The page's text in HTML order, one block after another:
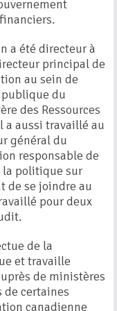
a été directeur à
principal de
au sein de
publique du
des Ressources
a aussi travaillé au
général du
responsable de
politique sur
de se joindre au
pour deux
de la
et travaille
de ministères
de certaines
canadienne